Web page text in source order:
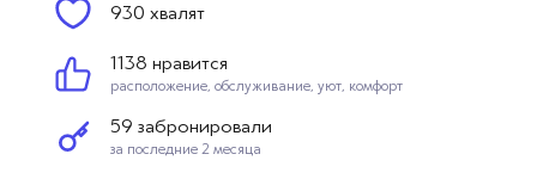
930 хвалят
1138 нравится
расположение, обслуживание, уют, комфорт
59 забронировали
за последние 2 месяца